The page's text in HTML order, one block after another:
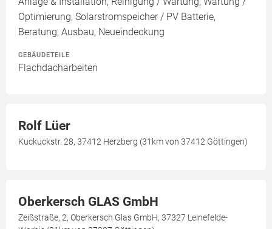
Optimierung, Solarstromspeicher / PV Batterie,
Beratung, Ausbau, Neueindeckung
GEBÄUDETEILE
Flachdacharbeiten
Rolf Lüer
Kuckuckstr. 28, 37412 Herzberg (31km von 37412 Göttingen)
Oberkersch GLAS GmbH
Zeißstraße, 2, Oberkersch Glas GmbH, 37327 Leinefelde-